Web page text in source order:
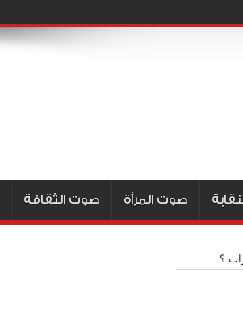
صوت المرأة صوت الثقافة
؟